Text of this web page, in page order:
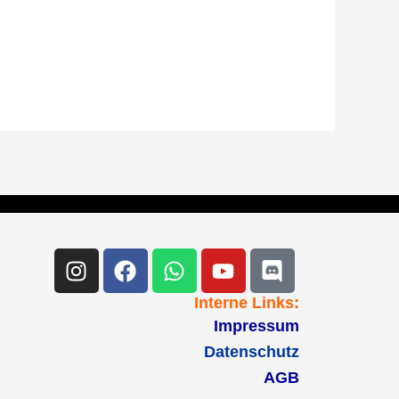
Instagram
FacebookWhatsapp
YoutubeDiscord
Interne Links:
Impressum
Datenschutz
AGB